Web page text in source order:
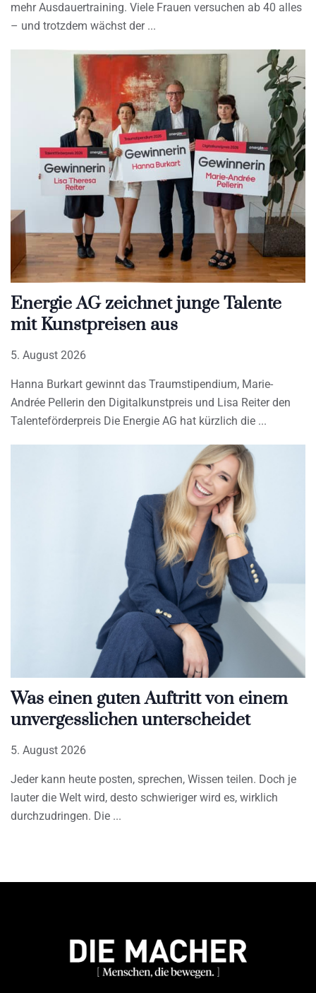
mehr Ausdauertraining. Viele Frauen versuchen ab 40 alles
– und trotzdem wächst der
Energie AG zeichnet junge Talente
mit Kunstpreisen aus
5. August 2026
Hanna Burkart gewinnt das Traumstipendium, Marie-
Andrée Pellerin den Digitalkunstpreis und Lisa Reiter den
Talenteförderpreis Die Energie AG hat kürzlich die
Was einen guten Auftritt von einem
unvergesslichen unterscheidet
5. August 2026
Jeder kann heute posten, sprechen, Wissen teilen. Doch je
lauter die Welt wird, desto schwieriger wird es, wirklich
durchzudringen. Die